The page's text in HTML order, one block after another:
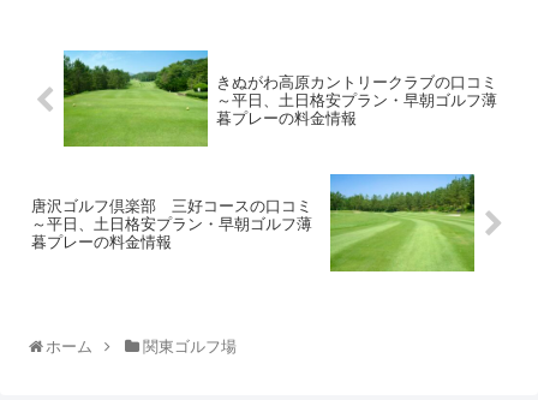
きぬがわ高原カントリークラブの口コミ
～平日、土日格安プラン・早朝ゴルフ薄
暮プレーの料金情報
唐沢ゴルフ倶楽部 三好コースの口コミ
～平日、土日格安プラン・早朝ゴルフ薄
暮プレーの料金情報
ホーム 関東ゴルフ場